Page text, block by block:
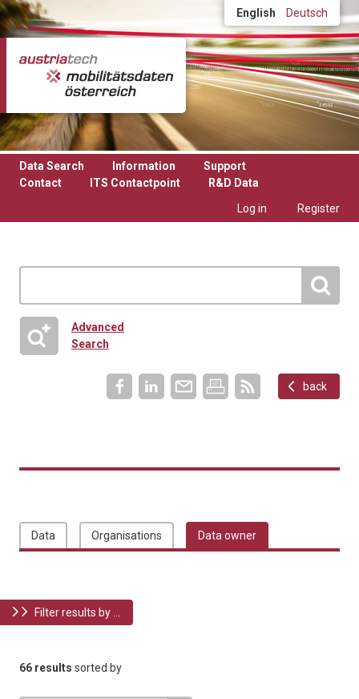
Skip to main content English Deutsch
Data Search Information
Support
Contact
ITS Contactpoint
R&D Data
Log in
Register
Advanced
Search
back
Data Organisations Data owner
Filter results by ...
66 results sorted by